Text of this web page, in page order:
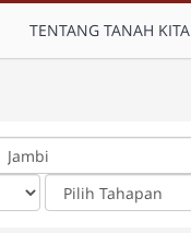
TENTANG TANAH KITA